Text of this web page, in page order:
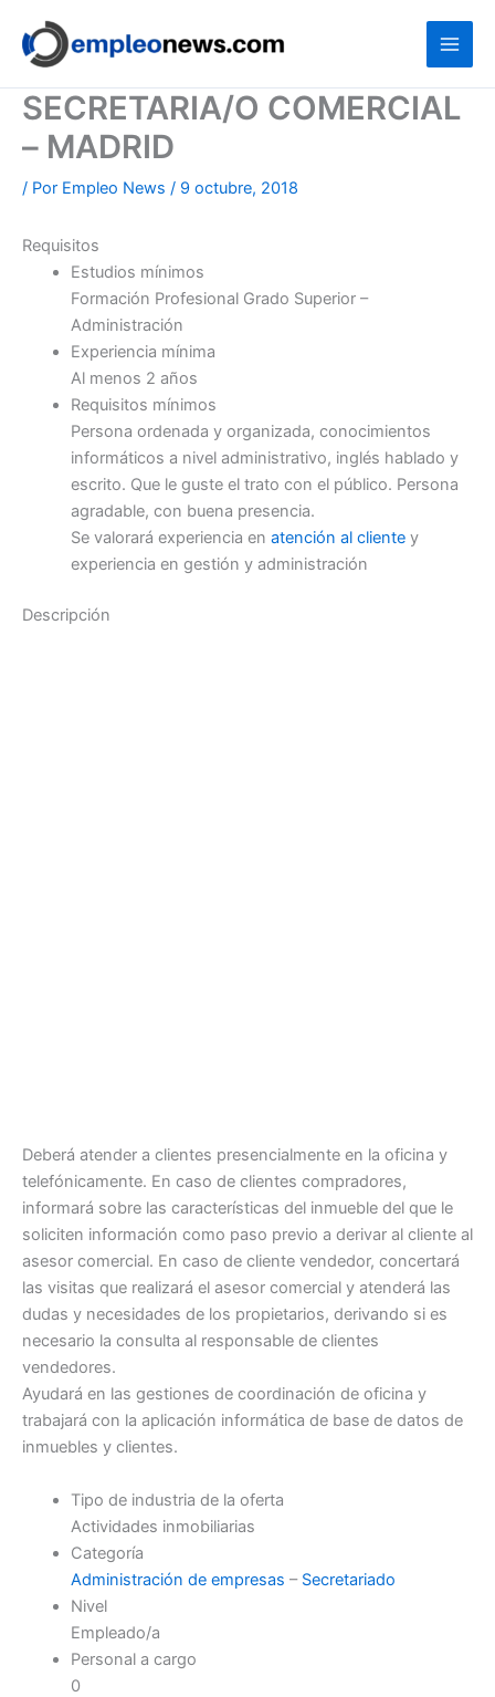
contenido
SECRETARIA/O COMERCIAL
– MADRID
/ Por Empleo News / 9 octubre, 2018
Requisitos
Estudios mínimos
Formación Profesional Grado Superior –
Administración
Experiencia mínima
Al menos 2 años
Requisitos mínimos
Persona ordenada y organizada, conocimientos
informáticos a nivel administrativo, inglés hablado y
escrito. Que le guste el trato con el público. Persona
agradable, con buena presencia.
Se valorará experiencia en atención al clientey
experiencia en gestión y administración
Descripción
Deberá atender a clientes presencialmente en la oficina y
telefónicamente. En caso de clientes compradores,
informará sobre las características del inmueble del que le
soliciten información como paso previo a derivar al cliente al
asesor comercial. En caso de cliente vendedor, concertará
las visitas que realizará el asesor comercial y atenderá las
dudas y necesidades de los propietarios, derivando si es
necesario la consulta al responsable de clientes
vendedores.
Ayudará en las gestiones de coordinación de oficina y
trabajará con la aplicación informática de base de datos de
inmuebles y clientes.
Tipo de industria de la oferta
Actividades inmobiliarias
Categoría
Administración de empresas – Secretariado
Nivel
Empleado/a
Personal a cargo
0